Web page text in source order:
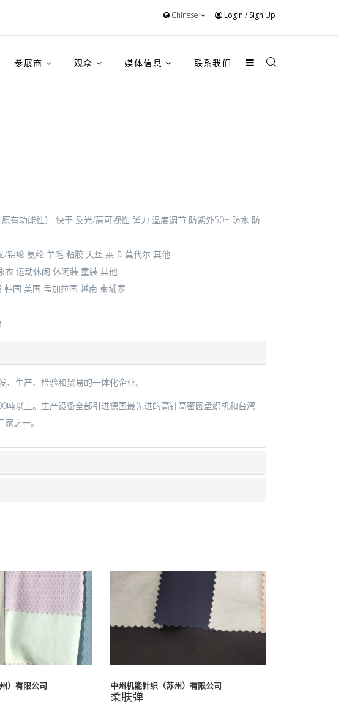
Chinese Login /Sign Up
参展商 观众 媒体信息 联系我们
有功能性） 快干 反光/高可视性 弹力 温度调节 防紫外50+ 防水 防
/锦纶 氨纶 羊毛 粘胶 天丝 莱卡 莫代尔 其他
衣 运动休闲 休闲装 童装 其他
韩国 美国 孟加拉国 越南 柬埔寨
生产、检验和贸易的一体化企业。
以上。生产设备全部引进德国最先进的高针高密圆盘织机和台湾
之一。
）有限公司 中州机能针织（苏州）有限公司
柔肤弹